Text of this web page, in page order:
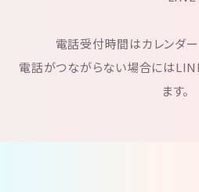
電話受付時間はカレンダー
電話がつながらない場合には
ます。